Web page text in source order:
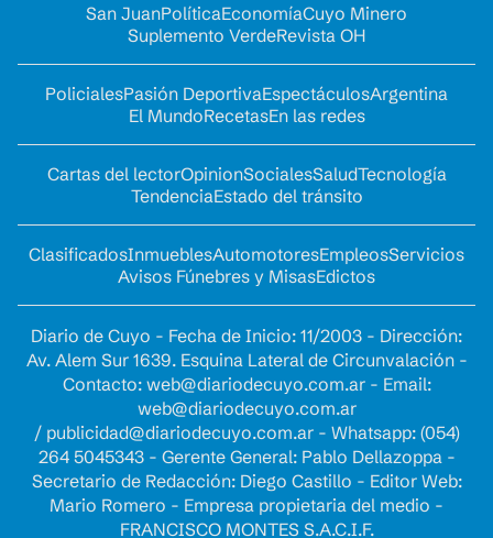
San JuanPolíticaEconomíaCuyo Minero
Suplemento VerdeRevista OH
PolicialesPasión DeportivaEspectáculosArgentina
El MundoRecetasEn las redes
Cartas del lectorOpinionSocialesSaludTecnología
TendenciaEstado del tránsito
ClasificadosInmueblesAutomotoresEmpleosServicios
Avisos Fúnebres y MisasEdictos
Diario de Cuyo - Fecha de Inicio: 11/2003 - Dirección:
Av. Alem Sur 1639. Esquina Lateral de Circunvalación -
Contacto: web@diariodecuyo.com.ar- Email:
web@diariodecuyo.com.ar
/ publicidad@diariodecuyo.com.ar- Whatsapp: (054)
264 5045343 - Gerente General: Pablo Dellazoppa -
Secretario de Redacción: Diego Castillo - Editor Web:
Mario Romero - Empresa propietaria del medio -
FRANCISCO MONTES S.A.C.I.F.